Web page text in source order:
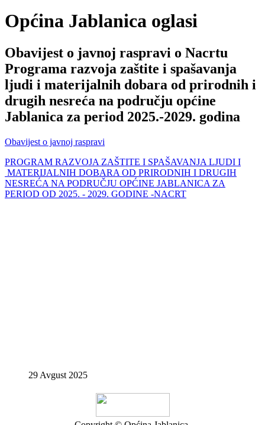
Općina Jablanica oglasi
Obavijest o javnoj raspravi o Nacrtu
Programa razvoja zaštite i spašavanja
ljudi i materijalnih dobara od prirodnih i
drugih nesreća na području općine
Jablanica za period 2025.-2029. godina
Obavijest o javnoj raspravi
PROGRAM RAZVOJA ZAŠTITE I SPAŠAVANJA LJUDI I
MATERIJALNIH DOBARA OD PRIRODNIH I DRUGIH
NESREĆA NA PODRUČJU OPĆINE JABLANICA ZA
PERIOD OD 2025. - 2029. GODINE -NACRT
29 Avgust 2025